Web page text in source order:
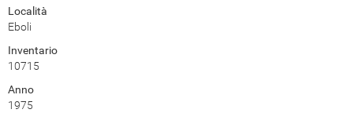
Località
Eboli
Inventario
10715
Anno
1975